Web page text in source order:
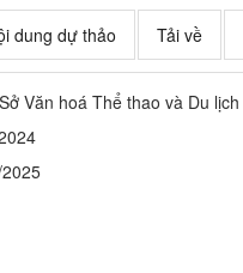
dung dự thảo Tải về
Sở Văn hoá Thể thao và Du lịch